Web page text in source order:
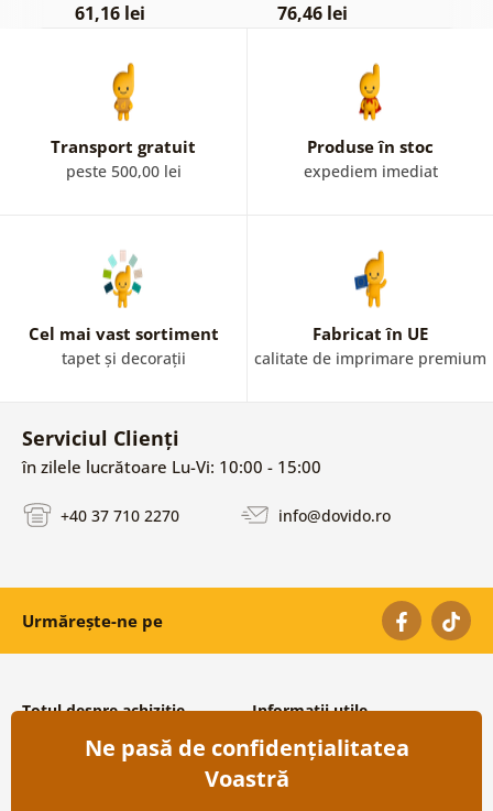
61,16 lei 76,46 lei
Transport gratuit
peste 500,00 lei
Produse în stoc
expediem imediat
Cel mai vast sortiment
tapet și decorații
Fabricat în UE
calitate de imprimare premium
Serviciul Clienți
în zilele lucrătoare Lu-Vi: 10:00 - 15:00
+40 37 710 2270 info@dovido.ro
Urmărește-ne pe
Totul despre achiziție
Condiții și termeni generali
Protecția datelor personale
Transport și modalități de plată
Informații utile
Despre noi
Întrebări frecvente
Contacte
Ne pasă de confidențialitatea
Voastră